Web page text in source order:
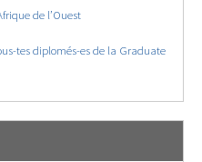
de l’Ouest
tes diplomés-es de la Graduate